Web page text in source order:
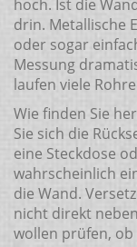
hoch. Ist die
drin. Metallische
oder sogar
Messung
laufen viele
Wie finden Sie
Sie sich die
eine Steckdose
wahrscheinlich
die Wand.
nicht direkt
wollen prüfen, ob